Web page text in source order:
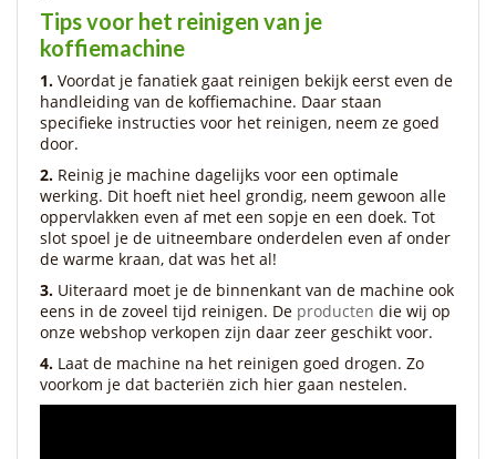
Tips voor het reinigen van je
koffiemachine
1. Voordat je fanatiek gaat reinigen bekijk eerst even de
handleiding van de koffiemachine. Daar staan
specifieke instructies voor het reinigen, neem ze goed
door.
2. Reinig je machine dagelijks voor een optimale
werking. Dit hoeft niet heel grondig, neem gewoon alle
oppervlakken even af met een sopje en een doek. Tot
slot spoel je de uitneembare onderdelen even af onder
de warme kraan, dat was het al!
3. Uiteraard moet je de binnenkant van de machine ook
eens in de zoveel tijd reinigen. De producten die wij op
onze webshop verkopen zijn daar zeer geschikt voor.
4. Laat de machine na het reinigen goed drogen. Zo
voorkom je dat bacteriën zich hier gaan nestelen.